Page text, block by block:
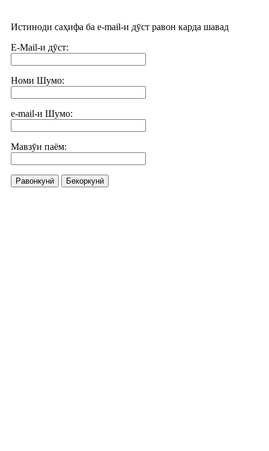
Истиноди саҳифа ба e-mail-и дӯст равон карда шавад
E-Mail-и дӯст:
Номи Шумо:
e-mail-и Шумо:
Мавзӯи паём:
Равонкунӣ Бекоркунӣ